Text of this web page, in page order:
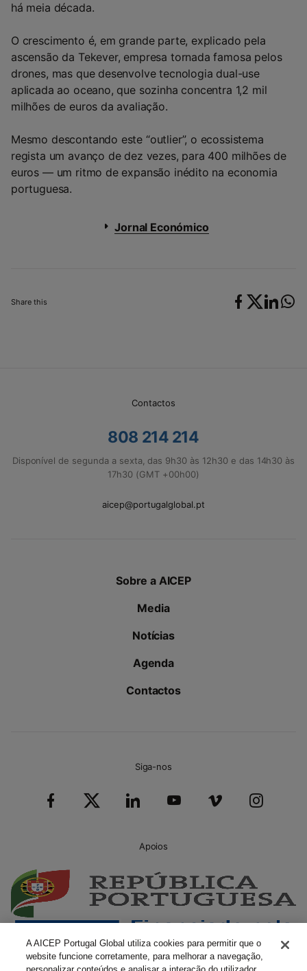
Share this
há meia década.
O crescimento é, em grande parte, explicado pela
ascensão da Tekever, empresa tornada famosa pelos
drones, mas que desenvolve tecnologia dual-use
aplicada ao oceano, que sozinha concentra 1,2 mil
milhões de euros da avaliação.
Mesmo descontando este “outlier”, o ecossistema
regista um avanço de dez vezes, para 400 milhões de
euros — um ritmo de expansão inédito na economia
portuguesa.
Jornal Económico
Contactos
808 214 214
Disponível de segunda a sexta, das 9h30 às 12h30 e das 14h30 às
17h30 (GMT +00h00)
aicep@portugalglobal.pt
Sobre a AICEP
Media
Notícias
Agenda
Contactos
Siga-nos
Apoios
A AICEP Portugal Global utiliza cookies para permitir que o
website funcione corretamente, para melhorar a navegação,